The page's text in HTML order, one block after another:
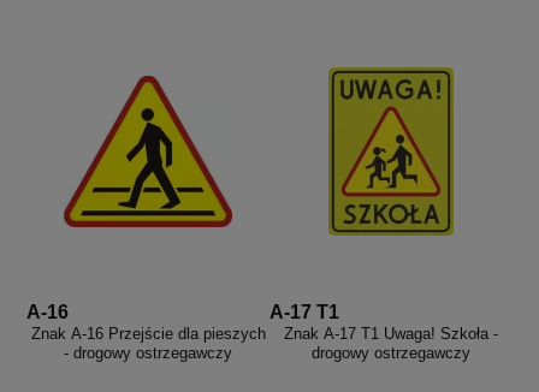
A-16
Znak A-16 Przejście dla pieszych
- drogowy ostrzegawczy
A-17 T1
Znak A-17 T1 Uwaga! Szkoła -
drogowy ostrzegawczy